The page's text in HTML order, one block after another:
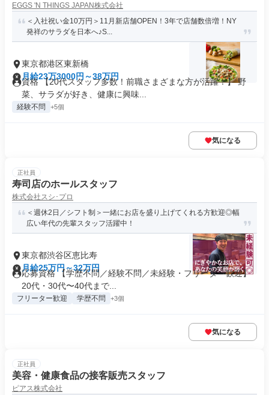
EGGS 'N THINGS JAPAN株式会社
＜入社祝い金10万円＞11月新店舗OPEN！3年で店舗数倍増！NY
発祥のサラダを日本へ♪S...
東京都港区東新橋
月給23万3000円～38万円
資格 【20代スタッフ多数！前職さまざまな方が活躍！】 野
菜、サラダが好き、健康に興味...
経験不問 +5個
気になる
正社員
寿司店のホールスタッフ
株式会社スシ･プロ
＜週休2日／シフト制＞一緒にお店を盛り上げてくれる方歓迎◎幅
広い年代の先輩スタッフ活躍中！
東京都渋谷区恵比寿
月給25万円～32万円
応募資格 【学歴不問／経験不問／未経験・フリーター歓迎】
20代・30代〜40代まで...
フリーター歓迎 学歴不問 +3個
気になる
正社員
美容・健康食品の接客販売スタッフ
ピアス株式会社